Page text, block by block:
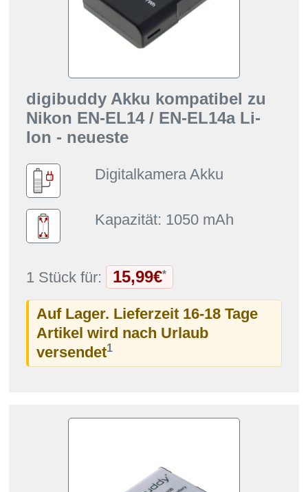
digibuddy Akku kompatibel zu
Nikon EN-EL14 / EN-EL14a Li-
Ion - neueste
Digitalkamera Akku
Kapazität: 1050 mAh
1 Stück für: 15,99€*
Auf Lager. Lieferzeit 16-18 Tage
Artikel wird nach Urlaub
versendet1